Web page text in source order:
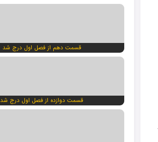
قسمت دهم از فصل اول درج شد
قسمت دوازده از فصل اول درج شد